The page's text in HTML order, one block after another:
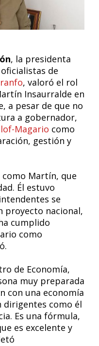
, la presidenta
de
, valoró el rol
Insaurralde en
a pesar de que no
a gobernador,
Magario como
gestión y
como Martín, que
Él estuvo
se
proyecto nacional,
cumplido
como
de Economía,
muy preparada
con una economía
dirigentes como él
Es una fórmula,
es excelente y